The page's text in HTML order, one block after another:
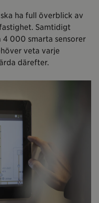
ha full överblick av
Samtidigt
000 smarta sensorer
veta varje
därefter.